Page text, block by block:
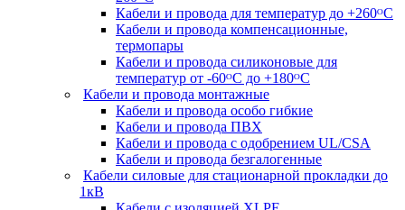
Кабели и провода для температур до +260ᴼС
Кабели и провода компенсационные,
термопары
Кабели и провода силиконовые для
температур от -60ᴼC до +180ᴼС
Кабели и провода монтажные
Кабели и провода особо гибкие
Кабели и провода ПВХ
Кабели и провода с одобрением UL/CSA
Кабели и провода безгалогенные
Кабели силовые для стационарной прокладки до
1кВ